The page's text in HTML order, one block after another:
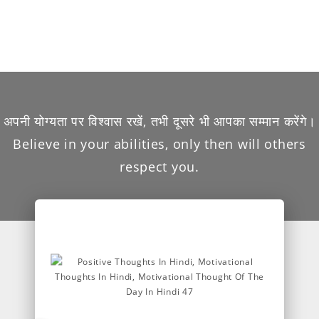
अपनी योग्यता पर विश्वास रखें, तभी दूसरे भी आपका सम्मान करेंगे।
Believe in your abilities, only then will others
respect you.